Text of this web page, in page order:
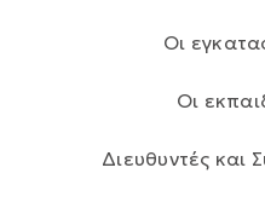
Οι
Οι
Διευθυντές και